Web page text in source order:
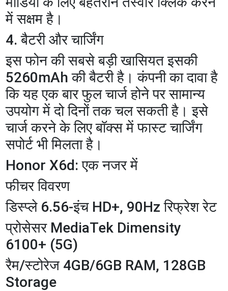
में सक्षम है।
​4. बैटरी और चार्जिंग
​इस फोन की सबसे बड़ी खासियत इसकी
5260mAh की बैटरी है। कंपनी का दावा है
कि यह एक बार फुल चार्ज होने पर सामान्य
उपयोग में दो दिनों तक चल सकती है। इसे
चार्ज करने के लिए बॉक्स में फास्ट चार्जिंग
सपोर्ट भी मिलता है।
​Honor X6d: एक नजर में
फीचर विवरण
डिस्प्ले 6.56-इंच HD+, 90Hz रिफ्रेश रेट
प्रोसेसर MediaTek Dimensity
6100+ (5G)
रैम/स्टोरेज 4GB/6GB RAM, 128GB
Storage